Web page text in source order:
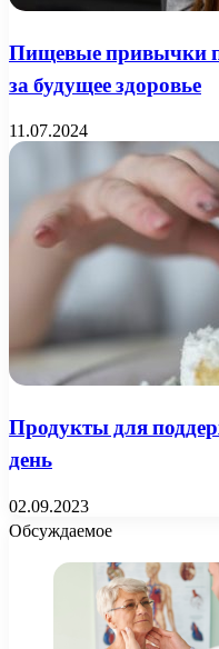
Пищевые привычки
за будущее здоровье
11.07.2024
Продукты для
день
02.09.2023
Обсуждаемое